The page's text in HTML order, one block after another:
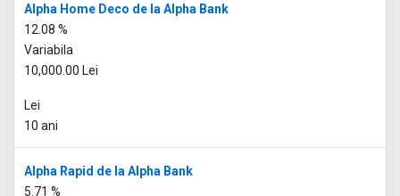
Alpha Home Deco de la Alpha Bank
12.08 %
Variabila
10,000.00 Lei
Lei
10 ani
Alpha Rapid de la Alpha Bank
5.71 %